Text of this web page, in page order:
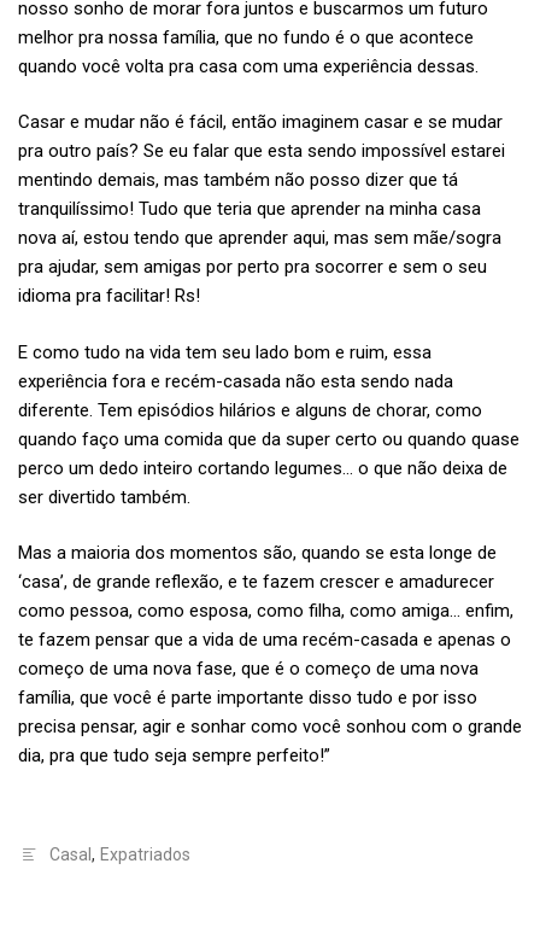
nosso sonho de morar fora juntos e buscarmos um futuro
melhor pra nossa família, que no fundo é o que acontece
quando você volta pra casa com uma experiência dessas.
Casar e mudar não é fácil, então imaginem casar e se mudar
pra outro país? Se eu falar que esta sendo impossível estarei
mentindo demais, mas também não posso dizer que tá
tranquilíssimo! Tudo que teria que aprender na minha casa
nova aí, estou tendo que aprender aqui, mas sem mãe/sogra
pra ajudar, sem amigas por perto pra socorrer e sem o seu
idioma pra facilitar! Rs!
E como tudo na vida tem seu lado bom e ruim, essa
experiência fora e recém-casada não esta sendo nada
diferente. Tem episódios hilários e alguns de chorar, como
quando faço uma comida que da super certo ou quando quase
perco um dedo inteiro cortando legumes… o que não deixa de
ser divertido também.
Mas a maioria dos momentos são, quando se esta longe de
‘casa’, de grande reflexão, e te fazem crescer e amadurecer
como pessoa, como esposa, como filha, como amiga… enfim,
te fazem pensar que a vida de uma recém-casada e apenas o
começo de uma nova fase, que é o começo de uma nova
família, que você é parte importante disso tudo e por isso
precisa pensar, agir e sonhar como você sonhou com o grande
dia, pra que tudo seja sempre perfeito!”
Casal, Expatriados